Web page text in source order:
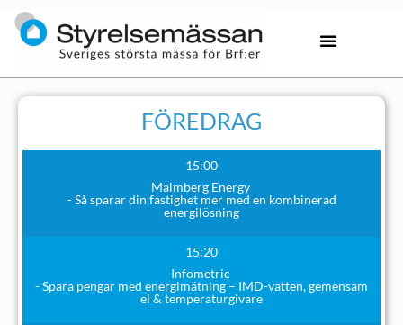
FÖREDRAG
15:00
Malmberg Energy
- Så sparar din fastighet mer med en kombinerad
energilösning
15:20
Infometric
- Spara pengar med energimätning – IMD-vatten, gemensam
el & temperaturgivare